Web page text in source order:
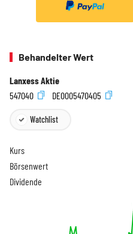
Behandelter Wert
Lanxess Aktie
547040
DE0005470405
Watchlist
Kurs
Börsenwert
Dividende